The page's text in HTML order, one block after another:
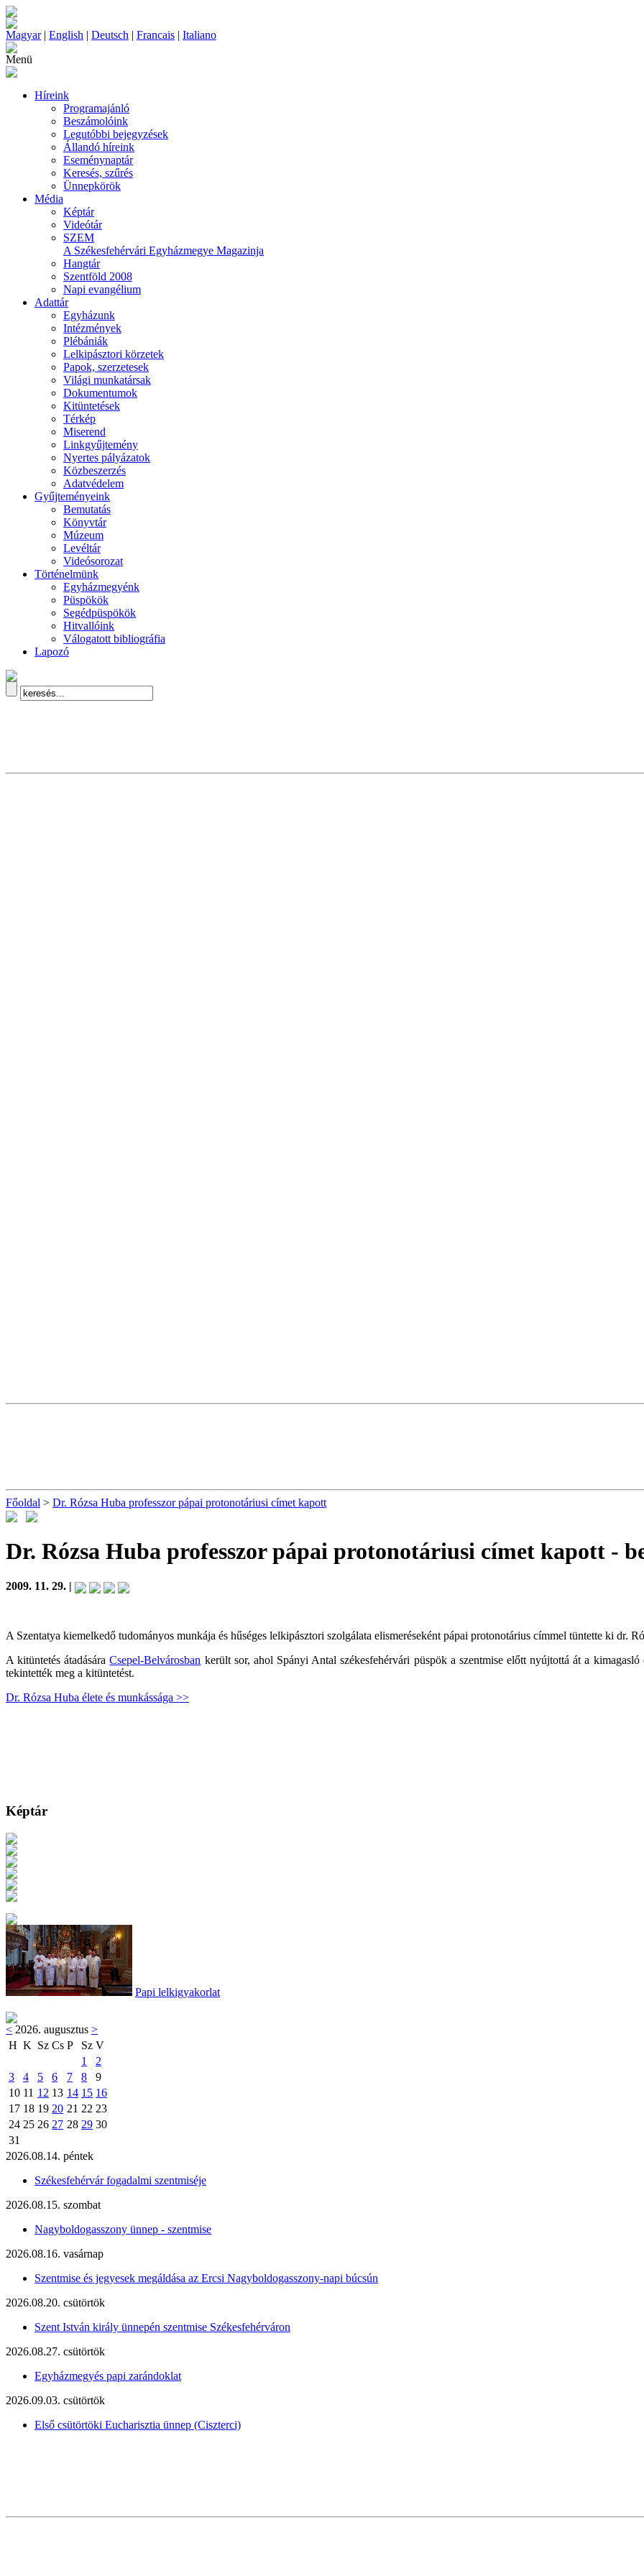
Magyar| English | Deutsch | Francais | Italiano
Menü
Híreink
Programajánló
Beszámolóink
Legutóbbi bejegyzések
Állandó híreink
Eseménynaptár
Keresés, szűrés
Ünnepkörök
Média
Képtár
Videótár
SZEM
A Székesfehérvári Egyházmegye Magazinja
Hangtár
Szentföld 2008
Napi evangélium
Adattár
Egyházunk
Intézmények
Plébániák
Lelkipásztori körzetek
Papok, szerzetesek
Világi munkatársak
Dokumentumok
Kitüntetések
Térkép
Miserend
Linkgyűjtemény
Nyertes pályázatok
Közbeszerzés
Adatvédelem
Gyűjteményeink
Bemutatás
Könyvtár
Múzeum
Levéltár
Videósorozat
Történelmünk
Egyházmegyénk
Püspökök
Segédpüspökök
Hitvallóink
Válogatott bibliográfia
Lapozó
Főoldal > Dr. Rózsa Huba professzor pápai protonotáriusi címet kapott
Dr. Rózsa Huba professzor pápai protonotáriusi címet kapott -
2009. 11. 29. |
A Szentatya kiemelkedő tudományos munkája és hűséges lelkipásztori szolgálata elismeréseként pápai protonotárius címmel tüntette ki dr.
A kitüntetés átadásáraCsepel-Belvárosban került sor, ahol Spányi Antal székesfehérvári püspök a szentmise előtt nyújtottá át a
tekintették meg a kitüntetést.
Dr. Rózsa Huba élete és munkássága >>
Képtár
Papi lelkigyakorlat
< 2026. augusztus >
H K Sz Cs P Sz V
1
2
3
4 5 6 7 8
9
10 11 12 13 14 15 16
17 18 19 20 21 22 23
24 25 26 27 28 29 30
31
2026.08.14. péntek
Székesfehérvár fogadalmi szentmiséje
2026.08.15. szombat
Nagyboldogasszony ünnep - szentmise
2026.08.16. vasárnap
Szentmise és jegyesek megáldása az Ercsi Nagyboldogasszony-napi búcsún
2026.08.20. csütörtök
Szent István király ünnepén szentmise Székesfehérváron
2026.08.27. csütörtök
Egyházmegyés papi zarándoklat
2026.09.03. csütörtök
Első csütörtöki Eucharisztia ünnep (Ciszterci)